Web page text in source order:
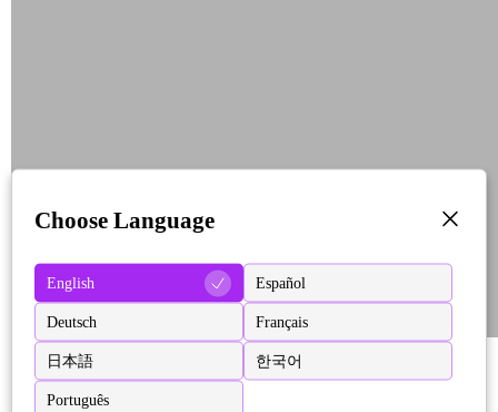
Choose Language
English Español
Deutsch Français
日本語 한국어
Português